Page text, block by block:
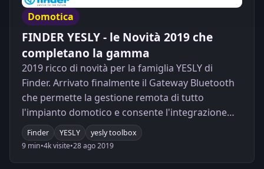
Domotica
FINDER YESLY - le Novità 2019 che
completano la gamma
2019 ricco di novità per la famiglia YESLY di
Finder. Arrivato finalmente il Gateway Bluetooth
che permette la gestione remota di tutto
l'impianto domotico e consente l'integrazione
con gli assistenti vocali Google Assistant e
Amazon Alexa. Scoprite le altre novità all'interno
Finder YESLY
yesly toolbox
9 min•4k visite•28 ago 2019